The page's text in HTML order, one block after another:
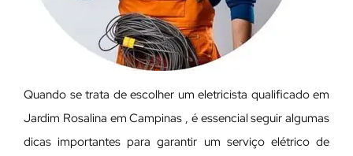
Quando se trata de escolher um eletricista qualificado em
Jardim Rosalina em Campinas , é essencial seguir algumas
dicas importantes para garantir um serviço elétrico de